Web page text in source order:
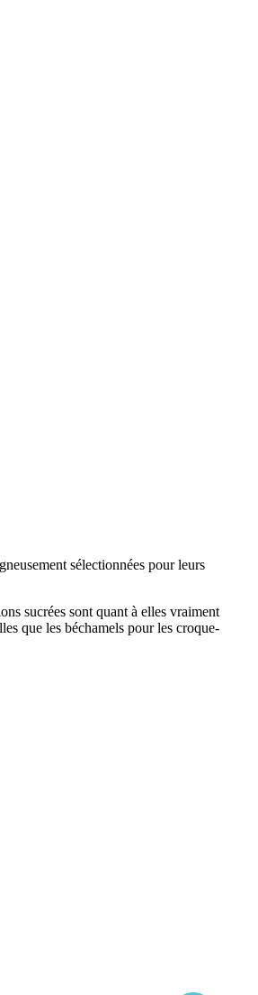
sélectionnées pour leurs
sucrées sont quant à elles vraiment
que les béchamels pour les croque-